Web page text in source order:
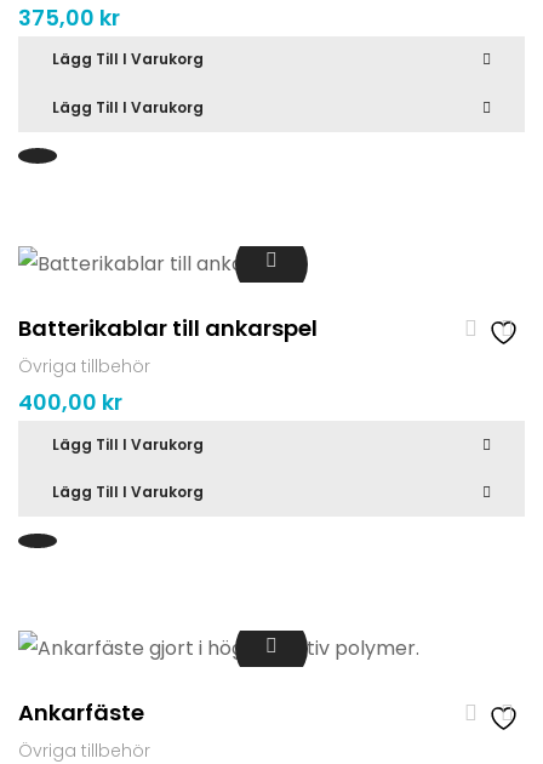
375,00 kr
Lägg Till I Varukorg
Lägg Till I Varukorg
Batterikablar till ankarspel
Övriga tillbehör
400,00 kr
Lägg Till I Varukorg
Lägg Till I Varukorg
Ankarfäste
Övriga tillbehör